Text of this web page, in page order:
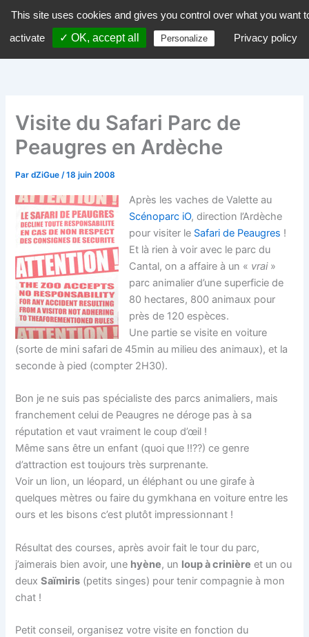
contenu
dZiGue
Visite du Safari Parc de
Peaugres en Ardèche
PardZiGue/18 juin 2008
Après les vaches de Valette au
Scénoparc iO, direction l’Ardèche
pour visiter le Safari de Peaugres !
Et là rien à voir avec le parc du
Cantal, on a affaire à un « vrai»
parc animalier d’une superficie de
80 hectares, 800 animaux pour
près de 120 espèces.
Une partie se visite en voiture
(sorte de mini safari de 45min au milieu des animaux), et la
seconde à pied (compter 2H30).
Bon je ne suis pas spécialiste des parcs animaliers, mais
franchement celui de Peaugres ne déroge pas à sa
réputation et vaut vraiment le coup d’œil !
Même sans être un enfant (quoi que !!??) ce genre
d’attraction est toujours très surprenante.
Voir un lion, un léopard, un éléphant ou une girafe à
quelques mètres ou faire du gymkhana en voiture entre les
ours et les bisons c’est plutôt impressionnant !
Résultat des courses, après avoir fait le tour du parc,
j’aimerais bien avoir, une hyène, un loup à crinière et un ou
deuxSaïmiris (petits singes) pour tenir compagnie à mon
chat !
Petit conseil, organisez votre visite en fonction du
This site uses cookies and gives you control over what you want
activate
✓ OK, accept all Personalize Privacy policy